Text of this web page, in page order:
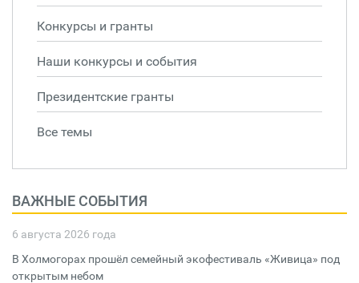
Конкурсы и гранты
Наши конкурсы и события
Президентские гранты
Все темы
ВАЖНЫЕ СОБЫТИЯ
6 августа 2026 года
В Холмогорах прошёл семейный экофестиваль «Живица» под
открытым небом